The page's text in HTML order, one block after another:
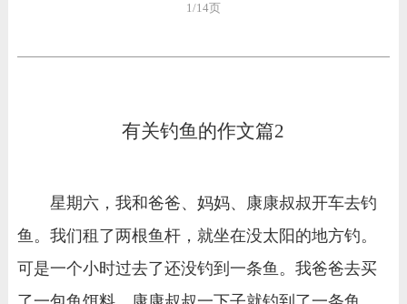
1/14页
有关钓鱼的作文篇2
星期六，我和爸爸、妈妈、康康叔叔开车去钓
鱼。我们租了两根鱼杆，就坐在没太阳的地方钓。
可是一个小时过去了还没钓到一条鱼。我爸爸去买